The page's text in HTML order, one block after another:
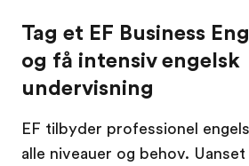
Tag et EF Business
og få intensiv engelsk
undervisning
EF tilbyder professionel
alle niveauer og behov.